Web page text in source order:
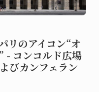
リのアイコン“オ
- コンコルド広場
びカンフェラン